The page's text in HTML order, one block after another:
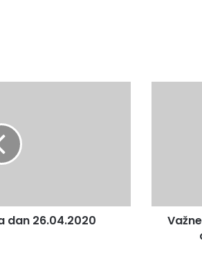
dan 26.04.2020
zaraze